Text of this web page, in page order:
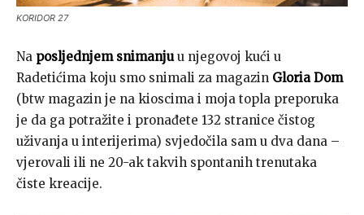
KORIDOR 27
Na posljednjem snimanju u njegovoj kući u
Radetićima koju smo snimali za magazin Gloria Dom
(btw magazin je na kioscima i moja topla preporuka
je da ga potražite i pronađete 132 stranice čistog
uživanja u interijerima) svjedočila sam u dva dana –
vjerovali ili ne 20-ak takvih spontanih trenutaka
čiste kreacije.